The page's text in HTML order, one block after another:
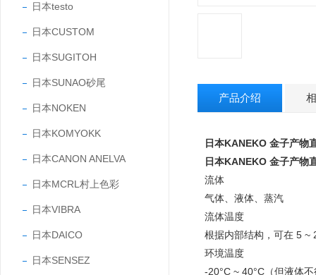
日本testo
日本CUSTOM
日本SUGITOH
日本SUNAO砂尾
日本NOKEN
日本KOMYOKK
日本CANON ANELVA
日本MCRL村上色彩
日本VIBRA
日本DAICO
日本SENSEZ
产品介绍
日本KANEKO 金子产物
日本KANEKO 金子产物
流体
气体、液体、蒸汽
流体温度
根据内部结构，可在 5 ~
环境温度
-20°C ~ 40°C（但液体